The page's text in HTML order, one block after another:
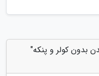
بدون کولر و پنکه"